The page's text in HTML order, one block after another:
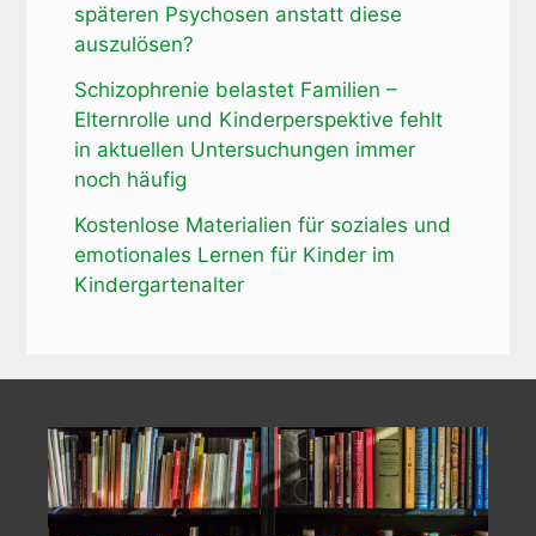
späteren Psychosen anstatt diese
auszulösen?
Schizophrenie belastet Familien –
Elternrolle und Kinderperspektive fehlt
in aktuellen Untersuchungen immer
noch häufig
Kostenlose Materialien für soziales und
emotionales Lernen für Kinder im
Kindergartenalter